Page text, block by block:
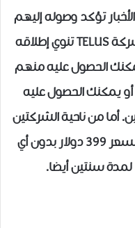
تؤكد وصوله إليهم
بالمخازن مع إعلان سعره حيث أن شركة TELUS تنوي إطلاقه
ويمكنك الحصول عليه منهم
يمكنك الحصول عليه
أما من ناحية الشركتين
Bell / Vergin فإنهما يقدمانه لك بسعر ٣٩٩ دولار بدون أي